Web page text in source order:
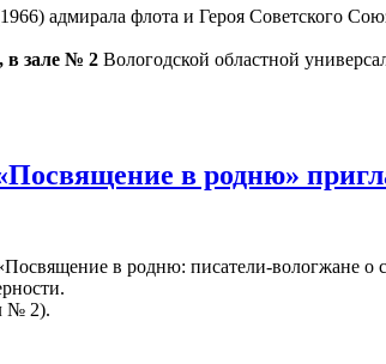
адмирала флота и Героя Советского
в зале № 2 Вологодской областной
в родню»
в родню: писатели-вологжане о
№ 2).